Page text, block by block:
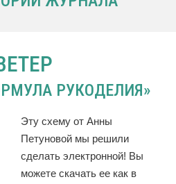
РУКОДЕЛИЯ»
Эту сxему от Анны
Петуновой мы решили
сделать электронной! Вы
можете скачать ее как в